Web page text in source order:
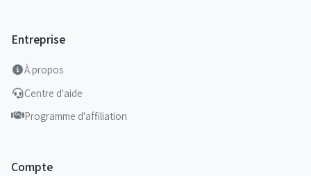
Entreprise
À propos
Centre d'aide
Programme d'affiliation
Compte